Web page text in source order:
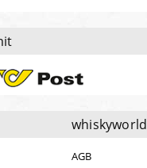
whiskyworld
AGB